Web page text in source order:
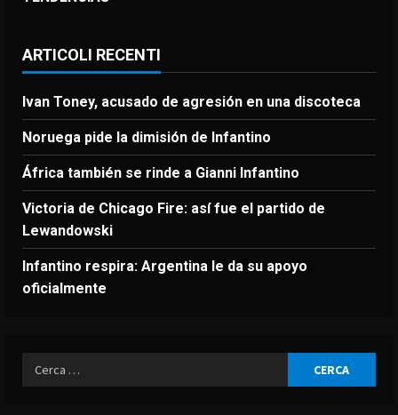
ARTICOLI RECENTI
Ivan Toney, acusado de agresión en una discoteca
Noruega pide la dimisión de Infantino
África también se rinde a Gianni Infantino
Victoria de Chicago Fire: así fue el partido de
Lewandowski
Infantino respira: Argentina le da su apoyo
oficialmente
Ricerca
per: